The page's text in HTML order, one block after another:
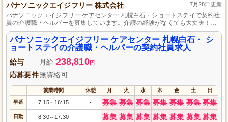
パナソニックエイジフリー 株式会社 7月28日更新
パナソニックエイジフリー ケアセンター 札幌白石・ショートステイで契約社
員の介護職・ヘルパーを募集しています。介護の経験がなくても大丈夫！充
実したサポート体制であなたの成長をサポートします。働きやすい環境で、
私たちと一緒に利用者様の安心・快適な生活を支援しませんか？ご応募をお
待ちしております。
パナソニックエイジフリー ケアセンター 札幌白石・ シ
ョートステイの介護職・ヘルパーの契約社員求人
給与 月給 238,810円
応募要件無資格可
就業時間 休憩 月 火 水 木 金 土 日
早番 7:15～ 16:15 - 募集 募集 募集 募集 募集 募集 募集
日勤 8:30～ 17:30 - 募集 募集 募集 募集 募集 募集 募集